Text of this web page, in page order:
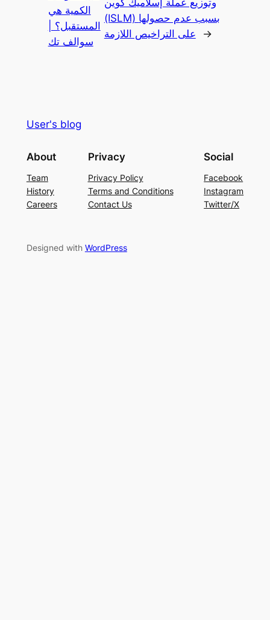
الكمية هي
المستقبل؟ |
سوالف تك
وتوزيع عملة إسلاميك كوين
(ISLM) بسبب عدم حصولها
على التراخيص اللازمة
→
User's blog
About
Team
History
Careers
Privacy
Privacy Policy
Terms and Conditions
Contact Us
Social
Facebook
Instagram
Twitter/X
Designed with WordPress